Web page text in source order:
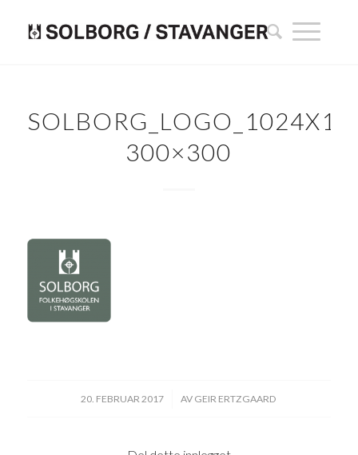
300×300
20. FEBRUAR 2017
/ AV GEIR ERTZGAARD